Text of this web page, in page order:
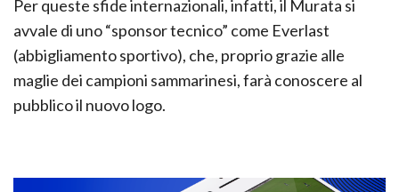
Per queste sfide internazionali, infatti, il Murata si
avvale di uno “sponsor tecnico” come Everlast
(abbigliamento sportivo), che, proprio grazie alle
maglie dei campioni sammarinesi, farà conoscere al
pubblico il nuovo logo.